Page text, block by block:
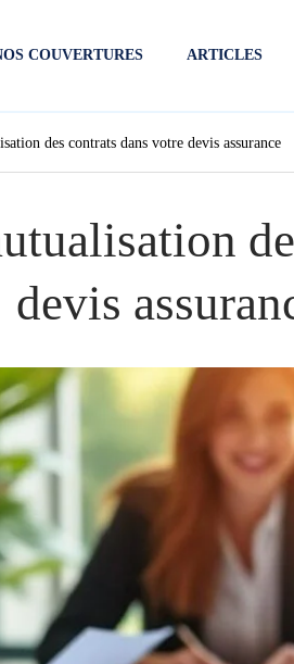
COUVERTURES ARTICLES
des contrats dans votre devis assurance
devis